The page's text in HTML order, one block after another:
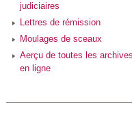
judiciaires
Lettres de rémission
Moulages de sceaux
Aerçu de toutes les
en ligne